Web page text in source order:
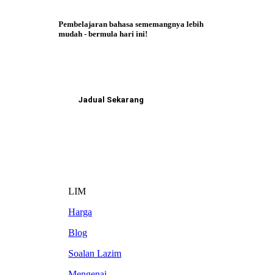
Pembelajaran bahasa sememangnya lebih
mudah - bermula hari ini!
Jadual Sekarang
LIM
Harga
Blog
Soalan Lazim